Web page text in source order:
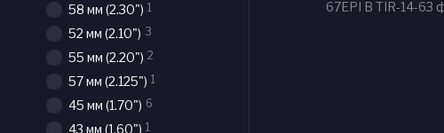
58 мм (2.30") 1
52 мм (2.10") 3
55 мм (2.20") 2
57 мм (2.125") 1
45 мм (1.70") 6
43 мм (1.60") 1